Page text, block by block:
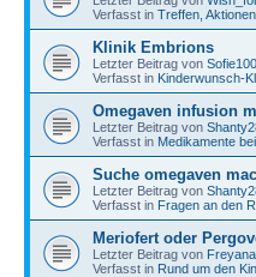
Verfasst in Treffen,
Klinik Embrions
Letzter Beitrag von Sofie100
Verfasst in Kinderwunsch-
Omegaven infusion
Letzter Beitrag von
Verfasst in Medikamente
Suche omegaven
Letzter Beitrag von
Verfasst in Fragen an den
Meriofert oder
Letzter Beitrag von Freyana
Verfasst in Rund um den